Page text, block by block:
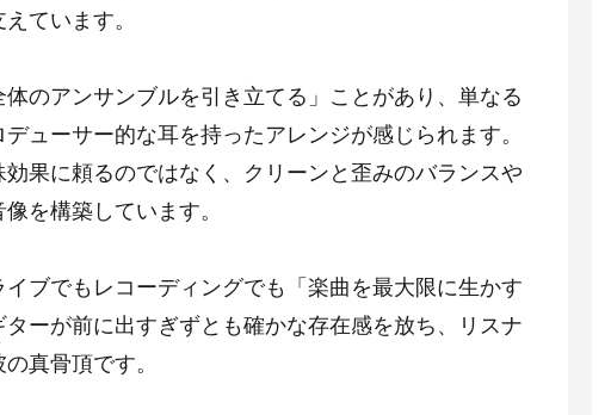
ています。
のアンサンブルを引き立てる」ことがあり、単なる
ューサー的な耳を持ったアレンジが感じられます。
果に頼るのではなく、クリーンと歪みのバランスや
を構築しています。
ブでもレコーディングでも「楽曲を最大限に生かす
ーが前に出すぎずとも確かな存在感を放ち、リスナ
真骨頂です。